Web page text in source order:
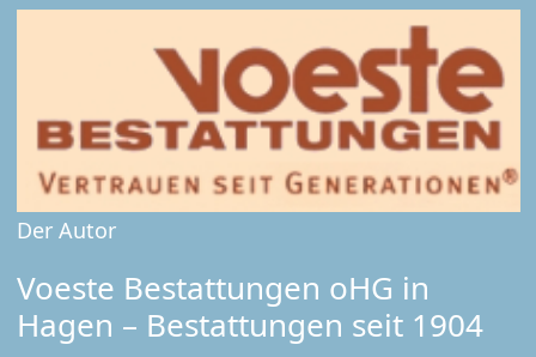
Der Autor
Voeste Bestattungen oHG in
Hagen – Bestattungen seit 1904